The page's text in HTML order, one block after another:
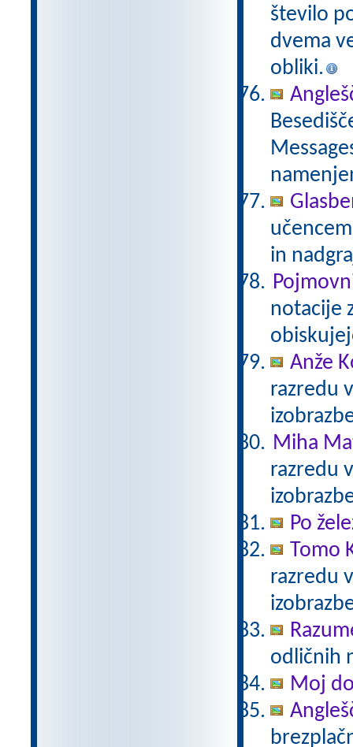
število
dvema
obliki.
in
notacije
Anže
razredu
Miha
razredu
Po
Tomo
razredu
odličnih
Moj